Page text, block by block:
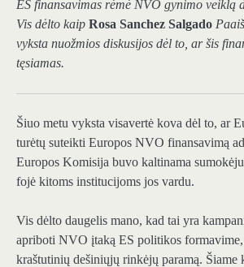
ES finansavimas rėmė NVO gynimo veiklą
Vis dėlto kaip Rosa Sanchez Salgado
vyksta nuožmios diskusijos dėl to, ar šis
tęsiamas.
Šiuo metu vyksta visavertė kova dėl to, ar
turėtų suteikti Europos NVO finansavimą
Europos Komisija buvo kaltinama
fojė kitoms institucijoms jos vardu.
Vis dėlto daugelis mano, kad tai yra
apriboti NVO įtaką ES politikos
kraštutinių dešiniųjų rinkėjų paramą. Šiame